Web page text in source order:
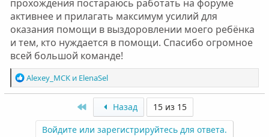
-
просмотрел несколько последних "Работ в темах"
зрелище - печальное
такое ощущение, что пишут для отмазки.
Напишите:
1. Для чего необходима работа в темах?
2. Почему работа в темах ведется неполноценно?
прохождения постараюсь работать на форуме
активнее и прилагать максимум усилий для
оказания помощи в выздоровлении моего ребёнка
и тем, кто нуждается в помощи. Спасибо огромное
всей большой команде!
Р
е
Alexey_MCKи ElenaSel
First Назад
15 из 15
Войдите или зарегистрируйтесь для ответа.